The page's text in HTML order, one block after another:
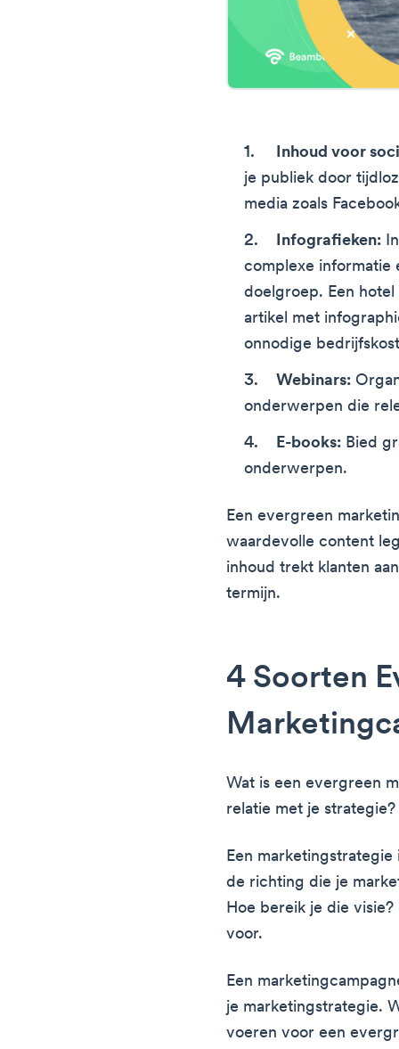
Inhoud voor
je publiek door
media zoals
Infografieken:
complexe informatie
doelgroep. Een
artikel met
onnodige
Webinars:
onderwerpen die
E-books: Bied
onderwerpen.
Een evergreen
waardevolle content
inhoud trekt klanten
termijn.
4 Soorten
Wat is een evergreen
relatie met je strategie?
Een marketingstrategie
de richting die je
Hoe bereik je die
voor.
Een
je marketingstrategie.
voeren voor een